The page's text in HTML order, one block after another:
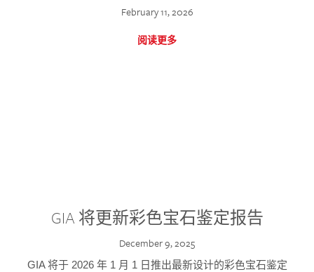
February 11, 2026
阅读更多
GIA 将更新彩色宝石鉴定报告
December 9, 2025
GIA 将于 2026 年 1 月 1 日推出最新设计的彩色宝石鉴定